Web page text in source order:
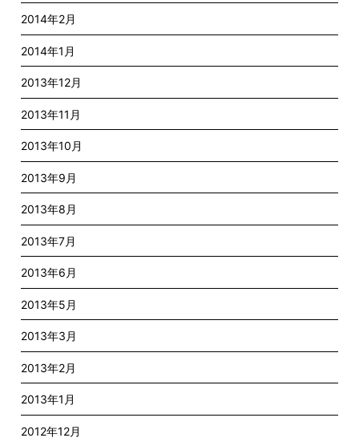
2014年2月
2014年1月
2013年12月
2013年11月
2013年10月
2013年9月
2013年8月
2013年7月
2013年6月
2013年5月
2013年3月
2013年2月
2013年1月
2012年12月